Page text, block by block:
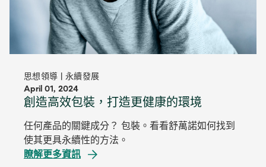
思想領導 | 永續發展
April 01, 2024
創造高效包裝，打造更健康的環境
任何產品的關鍵成分？ 包裝。看看舒萬諾如何找到
使其更具永續性的方法。
瞭解更多資訊